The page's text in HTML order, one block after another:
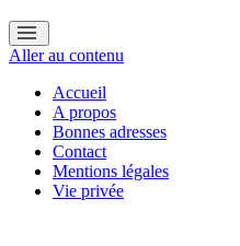
Aller au contenu
Accueil
A propos
Bonnes adresses
Contact
Mentions légales
Vie privée